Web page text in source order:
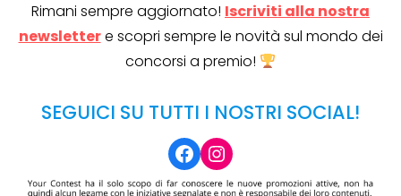
Rimani sempre aggiornato! Iscriviti alla nostra
newslettere scopri sempre le novità sul mondo dei
concorsi a premio!
SEGUICI SU TUTTI I NOSTRI SOCIAL!
Facebook
Instagram